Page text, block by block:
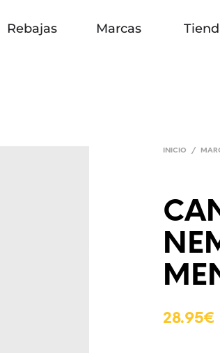
Rebajas Marcas
INICIO /
28.95€